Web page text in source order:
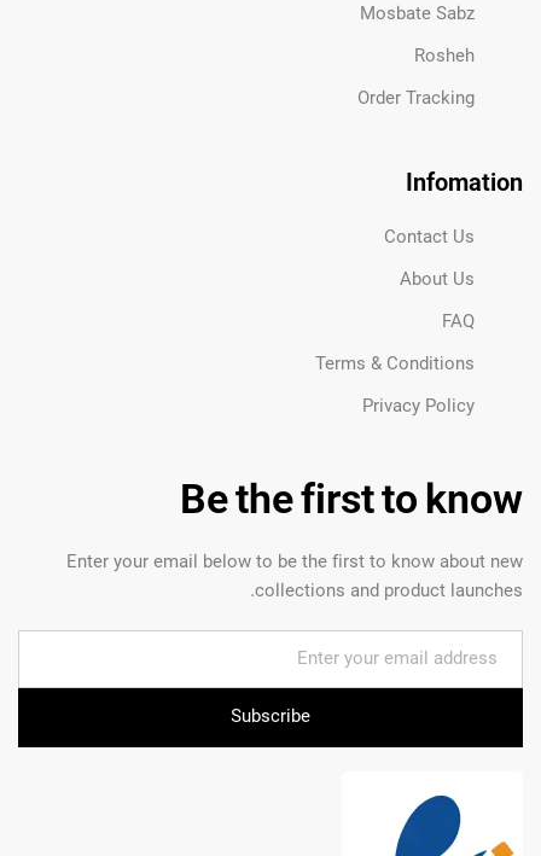
Mosbate Sabz
Rosheh
Order Tracking
Infomation
Contact Us
About Us
FAQ
Terms & Conditions
Privacy Policy
Be the first to know
Enter your email below to be the first to know about new
collections and product launches.
Subscribe